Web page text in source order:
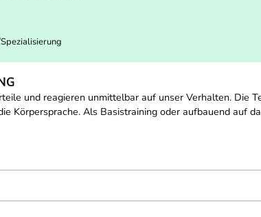
und reagieren unmittelbar auf unser Verhalten. Die
Körpersprache. Als Basistraining oder aufbauend auf